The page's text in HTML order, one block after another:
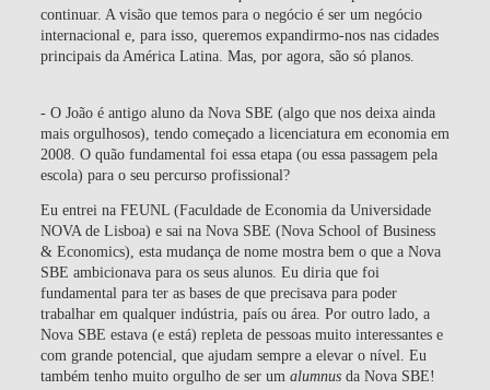
continuar. A visão que temos para o negócio é ser um negócio
internacional e, para isso, queremos expandirmo-nos nas cidades
principais da América Latina. Mas, por agora, são só planos.
- O João é antigo aluno da Nova SBE (algo que nos deixa ainda
mais orgulhosos), tendo começado a licenciatura em economia em
2008. O quão fundamental foi essa etapa (ou essa passagem pela
escola) para o seu percurso profissional?
Eu entrei na FEUNL (Faculdade de Economia da Universidade
NOVA de Lisboa) e sai na Nova SBE (Nova School of Business
& Economics), esta mudança de nome mostra bem o que a Nova
SBE ambicionava para os seus alunos. Eu diria que foi
fundamental para ter as bases de que precisava para poder
trabalhar em qualquer indústria, país ou área. Por outro lado, a
Nova SBE estava (e está) repleta de pessoas muito interessantes e
com grande potencial, que ajudam sempre a elevar o nível. Eu
também tenho muito orgulho de ser um alumnus da Nova SBE!